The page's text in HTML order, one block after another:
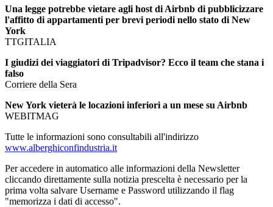
Una legge potrebbe vietare agli host di Airbnb di pubblicizzare
l'affitto di appartamenti per brevi periodi nello stato di New
York
TTGITALIA
I giudizi dei viaggiatori di Tripadvisor? Ecco il team che stana i
falso
Corriere della Sera
New York vieterà le locazioni inferiori a un mese su Airbnb
WEBITMAG
Tutte le informazioni sono consultabili all'indirizzo
www.alberghiconfindustria.it
Per accedere in automatico alle informazioni della Newsletter
cliccando direttamente sulla notizia prescelta è necessario per la
prima volta salvare Username e Password utilizzando il flag
"memorizza i dati di accesso".